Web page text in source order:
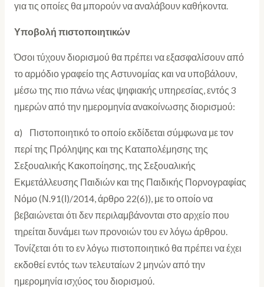
για τις οποίες θα μπορούν να αναλάβουν καθήκοντα.
Υποβολή πιστοποιητικών
Όσοι τύχουν διορισμού θα πρέπει να εξασφαλίσουν από
το αρμόδιο γραφείο της Αστυνομίας και να υποβάλουν,
μέσω της πιο πάνω νέας ψηφιακής υπηρεσίας, εντός 3
ημερών από την ημερομηνία ανακοίνωσης διορισμού:
α) Πιστοποιητικό το οποίο εκδίδεται σύμφωνα με τον
περί της Πρόληψης και της Καταπολέμησης της
Σεξουαλικής Κακοποίησης, της Σεξουαλικής
Εκμετάλλευσης Παιδιών και της Παιδικής Πορνογραφίας
Νόμο (Ν.91(Ι)/2014, άρθρο 22(6)), με το οποίο να
βεβαιώνεται ότι δεν περιλαμβάνονται στο αρχείο που
τηρείται δυνάμει των προνοιών του εν λόγω άρθρου.
Τονίζεται ότι το εν λόγω πιστοποιητικό θα πρέπει να έχει
εκδοθεί εντός των τελευταίων 2 μηνών από την
ημερομηνία ισχύος του διορισμού.